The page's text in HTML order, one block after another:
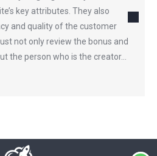
key attributes. They also
and quality of the customer
not only review the bonus and
the person who is the creator…